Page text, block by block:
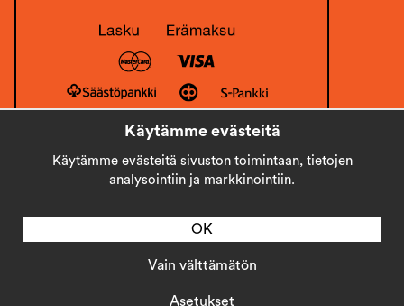
Käytämme evästeitä
Käytämme evästeitä sivuston toimintaan, tietojen
analysointiin ja markkinointiin.
Asetukset
Vain välttämätön
OK